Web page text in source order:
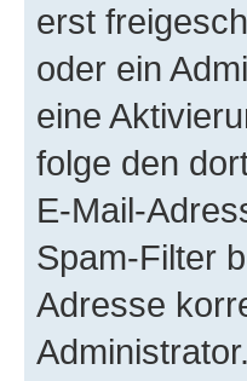
erst
oder ein
eine
folge den
E-Mail-
Spam-Filter
Adresse
Administrator.